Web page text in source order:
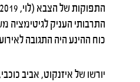
התרבותי העניק לגיטימציה
כוח ההינע היה התגובה
יורשו של איזנקוט, אביב